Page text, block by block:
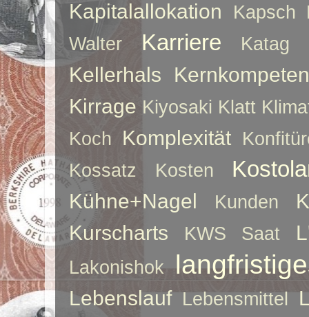
Kapitalallokation Kapsch
Walter
Karriere Katag
Kellerhals
Kirrage Kiyosaki Klatt
Koch Komplexität
Kossatz
Kosten
Kühne+Nagel Kunden
Kurscharts
KWS Saat
Lakonishok
Lebenslauf Lebensmittel